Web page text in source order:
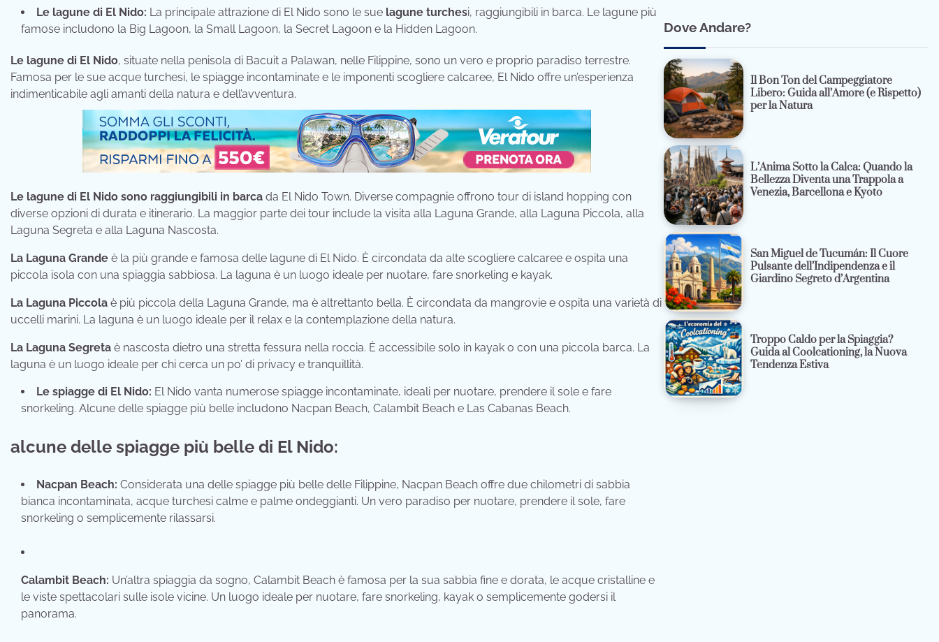
Le lagune di El Nido: La principale attrazione di El Nido sono le sue lagune turchesi, raggiungibili in barca. Le lagune più
famose includono la Big Lagoon, la Small Lagoon, la Secret Lagoon e la Hidden Lagoon.
Le lagune di El Nido, situate nella penisola di Bacuit a Palawan, nelle Filippine, sono un vero e proprio paradiso terrestre.
Famosa per le sue acque turchesi, le spiagge incontaminate e le imponenti scogliere calcaree, El Nido offre un’esperienza
indimenticabile agli amanti della natura e dell’avventura.
Le lagune di El Nido sono raggiungibili in barca da El Nido Town. Diverse compagnie offrono tour di island hopping con
diverse opzioni di durata e itinerario. La maggior parte dei tour include la visita alla Laguna Grande, alla Laguna Piccola, alla
Laguna Segreta e alla Laguna Nascosta.
La Laguna Grande è la più grande e famosa delle lagune di El Nido. È circondata da alte scogliere calcaree e ospita una
piccola isola con una spiaggia sabbiosa. La laguna è un luogo ideale per nuotare, fare snorkeling e kayak.
La Laguna Piccola è più piccola della Laguna Grande, ma è altrettanto bella. È circondata da mangrovie e ospita una varietà di
uccelli marini. La laguna è un luogo ideale per il relax e la contemplazione della natura.
La Laguna Segreta è nascosta dietro una stretta fessura nella roccia. È accessibile solo in kayak o con una piccola barca. La
laguna è un luogo ideale per chi cerca un po’ di privacy e tranquillità.
Le spiagge di El Nido: El Nido vanta numerose spiagge incontaminate, ideali per nuotare, prendere il sole e fare
snorkeling. Alcune delle spiagge più belle includono Nacpan Beach, Calambit Beach e Las Cabanas Beach.
alcune delle spiagge più belle di El Nido:
Nacpan Beach: Considerata una delle spiagge più belle delle Filippine, Nacpan Beach offre due chilometri di sabbia
bianca incontaminata, acque turchesi calme e palme ondeggianti. Un vero paradiso per nuotare, prendere il sole, fare
snorkeling o semplicemente rilassarsi.
Calambit Beach: Un’altra spiaggia da sogno, Calambit Beach è famosa per la sua sabbia fine e dorata, le acque cristalline e
le viste spettacolari sulle isole vicine. Un luogo ideale per nuotare, fare snorkeling, kayak o semplicemente godersi il
panorama.
Dove Andare?
Il Bon Ton del Campeggiatore
Libero: Guida all’Amore (e Rispetto)
per la Natura
L’Anima Sotto la Calca: Quando la
Bellezza Diventa una Trappola a
Venezia, Barcellona e Kyoto
San Miguel de Tucumán: Il Cuore
Pulsante dell’Indipendenza e il
Giardino Segreto d’Argentina
Troppo Caldo per la Spiaggia?
Guida al Coolcationing, la Nuova
Tendenza Estiva